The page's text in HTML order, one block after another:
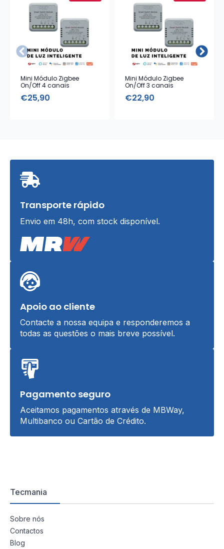
Mini Módulo Zigbee
On/Off 4 canais
€25,90
Mini Módulo Zigbee
On/Off 3 canais
€22,90
Transporte rápido
Envio em 48h, com stock disponível.
Apoio ao cliente
Contacte a nossa equipa e responderemos a
todas as questões o mais breve possível.
Pagamento seguro
Aceitamos pagamentos através de MBWay,
Multibanco ou Cartão de Crédito.
Tecmania
Sobre nós
Contactos
Blog